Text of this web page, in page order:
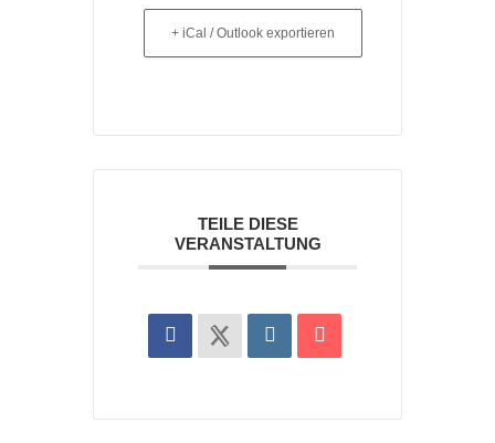
+ iCal / Outlook exportieren
TEILE DIESE
VERANSTALTUNG